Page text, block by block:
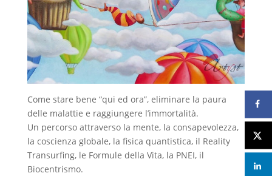
Come stare bene “qui ed ora”, eliminare la paura
delle malattie e raggiungere l’immortalità.
Un percorso attraverso la mente, la consapevolezza,
la coscienza globale, la fisica quantistica, il Reality
Transurfing, le Formule della Vita, la PNEI, il
Biocentrismo.